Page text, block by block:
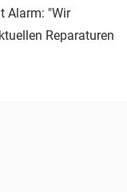
Alarm: "Wir
Reparaturen